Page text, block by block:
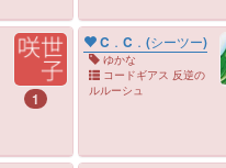
1
C．C．(シーツー)
ゆかな
コードギアス 反逆の
ルルーシュ